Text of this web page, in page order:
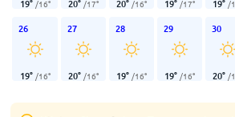
19° /16° 20° /17° 20° /16° 19° /17° 19° /
26
19° /16°
27
20° /16°
28
19° /16°
29
19° /16°
30
20° /